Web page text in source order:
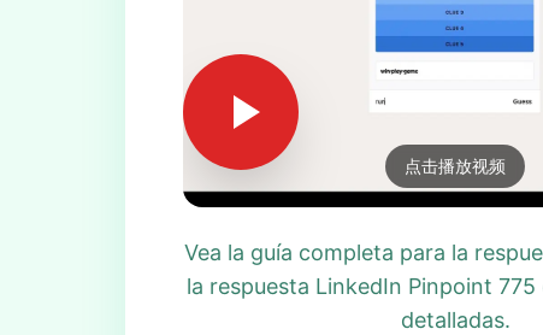
点击播放视频
Vea la guía completa para la
la respuesta LinkedIn Pinpoint
detalladas.